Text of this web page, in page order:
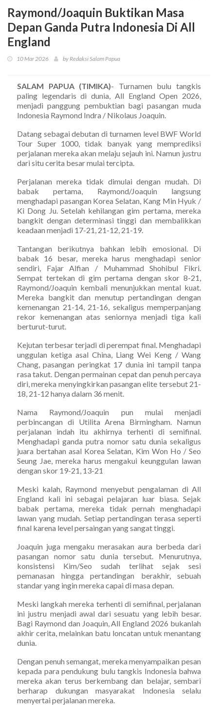
Raymond/Joaquin Buktikan Masa
Depan Ganda Putra Indonesia Di All
England
10 Mar 2026 by Redaksi Salam Papua
SALAM PAPUA (TIMIKA)- Turnamen bulu tangkis
paling legendaris di dunia, All England Open 2026,
menjadi panggung pembuktian bagi pasangan muda
Indonesia Raymond Indra / Nikolaus Joaquin.
Datang sebagai debutan di turnamen level BWF World
Tour Super 1000, tidak banyak yang memprediksi
perjalanan mereka akan melaju sejauh ini. Namun justru
dari situ cerita besar mulai tercipta.
Perjalanan mereka tidak dimulai dengan mudah. Di
babak pertama, Raymond/Joaquin langsung
menghadapi pasangan Korea Selatan, Kang Min Hyuk /
Ki Dong Ju. Setelah kehilangan gim pertama, mereka
bangkit dengan determinasi tinggi dan membalikkan
keadaan menjadi 17-21, 21-12, 21-19.
Tantangan berikutnya bahkan lebih emosional. Di
babak 16 besar, mereka harus menghadapi senior
sendiri, Fajar Alfian / Muhammad Shohibul Fikri.
Sempat tertekan di gim pertama dengan skor 8-21,
Raymond/Joaquin kembali menunjukkan mental kuat.
Mereka bangkit dan menutup pertandingan dengan
kemenangan 21-14, 21-16, sekaligus memperpanjang
rekor kemenangan atas seniornya menjadi tiga kali
berturut-turut.
Kejutan terbesar terjadi di perempat final. Menghadapi
unggulan ketiga asal China, Liang Wei Keng / Wang
Chang, pasangan peringkat 17 dunia ini tampil tanpa
rasa takut. Dengan permainan cepat dan penuh percaya
diri, mereka menyingkirkan pasangan elite tersebut 21-
18, 21-12 hanya dalam 36 menit.
Nama Raymond/Joaquin pun mulai menjadi
perbincangan di Utilita Arena Birmingham. Namun
perjalanan indah itu akhirnya terhenti di semifinal.
Menghadapi ganda putra nomor satu dunia sekaligus
juara bertahan asal Korea Selatan, Kim Won Ho / Seo
Seung Jae, mereka harus mengakui keunggulan lawan
dengan skor 19-21, 13-21
Meski kalah, Raymond menyebut pengalaman di All
England kali ini sebagai pelajaran luar biasa. Sejak
babak pertama, mereka tidak pernah menghadapi
lawan yang mudah. Setiap pertandingan terasa seperti
final karena level persaingan yang sangat tinggi.
Joaquin juga mengaku merasakan aura berbeda dari
pasangan nomor satu dunia tersebut. Menurutnya,
konsistensi Kim/Seo sudah terlihat sejak sesi
pemanasan hingga pertandingan berakhir, sebuah
standar yang ingin mereka capai di masa depan.
Meski langkah mereka terhenti di semifinal, perjalanan
ini justru menjadi awal dari sesuatu yang lebih besar.
Bagi Raymond dan Joaquin, All England 2026 bukanlah
akhir cerita, melainkan batu loncatan untuk menantang
dunia.
Dengan penuh semangat, mereka menyampaikan pesan
kepada para pendukung bulu tangkis Indonesia bahwa
mereka akan terus berkembang dan belajar, sembari
berharap dukungan masyarakat Indonesia selalu
menyertai perjalanan mereka.